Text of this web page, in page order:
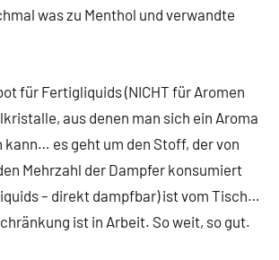
was zu Menthol und verwandte
für Fertigliquids (NICHT für Aromen
aus denen man sich ein Aroma
es geht um den Stoff, der von
Mehrzahl der Dampfer konsumiert
– direkt dampfbar) ist vom Tisch…
ist in Arbeit. So weit, so gut.